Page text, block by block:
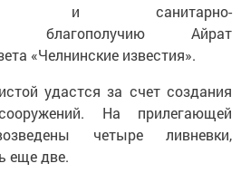
и санитарно-
благополучию Айрат
«Челнинские известия».
удастся за счет создания
На прилегающей
четыре ливневки,
еще две.